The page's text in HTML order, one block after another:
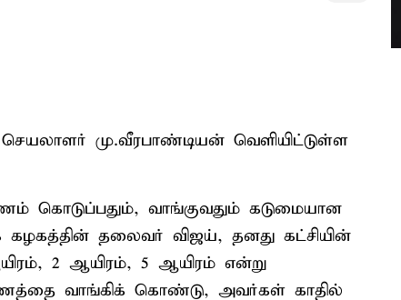
மு.வீரபாண்டியன் வெளியிட்டுள்ள
கொடுப்பதும், வாங்குவதும் கடுமையான
கழகத்தின் தலைவர் விஜய், தனது கட்சியின்
2 ஆயிரம், 5 ஆயிரம் என்று
வாங்கிக் கொண்டு, அவர்கள் காதில்